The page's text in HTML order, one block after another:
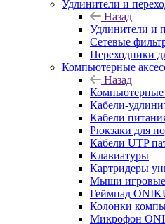
Удлинители и
Назад
Удлинители и
Сетевые
Переходники
Компьютерные
Назад
Компьютерные
Кабели-
Кабели
Рюкзаки для
Кабели UTP
Клавиатуры
Картридеры
Мыши
Геймпад
Колонки
Микрофон